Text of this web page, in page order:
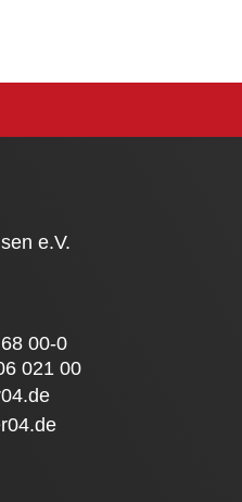
e.V.
00-0
021 00